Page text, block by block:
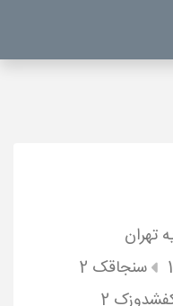
تهران
سنجاقک 2